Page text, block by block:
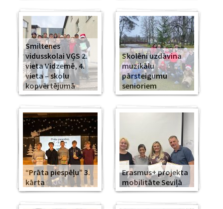
Smiltenes
vidusskolai VĢS 2.
vieta Vidzemē, 4.
vieta – skolu
kopvērtējumā
Skolēni uzdāvina
muzikālu
pārsteigumu
senioriem
“Prāta piespēļu” 3.
kārta
Erasmus+ projekta
mobilitāte Seviļā